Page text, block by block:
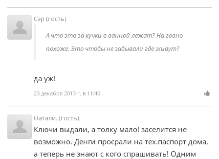
Сэр (гость)
А что это за кучки в ванной лежат? На говно
похоже. Это чтобы не забывали где живут?
да уж!
23 декабря 2013 г. в 11:40
Натали. (гость)
Ключи выдали, а толку мало! заселится не
возможно. Денги просрали на тех.паспорт дома,
а теперь не знают с кого спрашивать! Одним